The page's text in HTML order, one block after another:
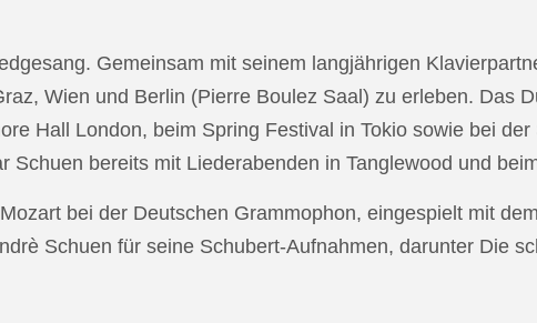
Gemeinsam mit seinem langjährigen
Wien und Berlin (Pierre Boulez Saal) zu erleben. Das
Hall London, beim Spring Festival in Tokio sowie bei
Schuen bereits mit Liederabenden in Tanglewood und
bei der Deutschen Grammophon, eingespielt mit
Schuen für seine Schubert-Aufnahmen, darunter Die